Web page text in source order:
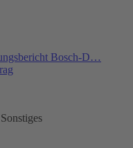
Bosch-D…